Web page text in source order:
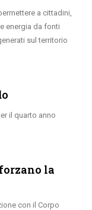
a cittadini,
energia da fonti
sul territorio
il quarto anno
la
con il Corpo